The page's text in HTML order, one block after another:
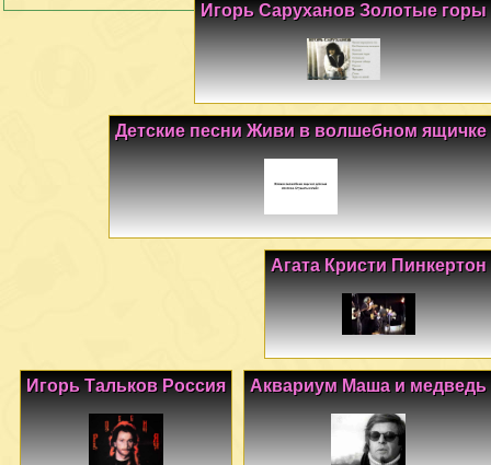
Игорь Саруханов Золотые горы
Детские песни Живи в волшебном ящичке
Агата Кристи Пинкертон
Аквариум Маша и медведь
Игорь Тальков Россия